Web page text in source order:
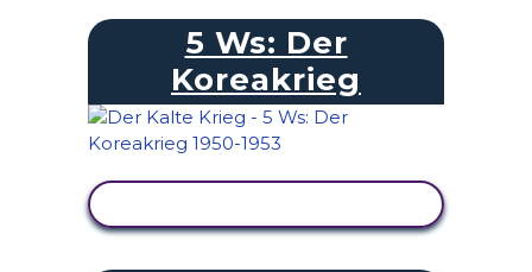
5 Ws: Der
Koreakrieg